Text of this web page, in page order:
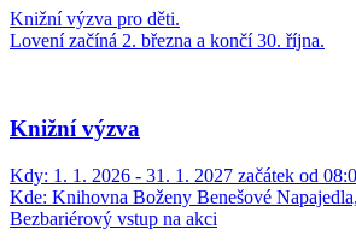
Knižní výzva pro děti.
Lovení začíná 2. března a končí 30. října.
Knižní výzva
Kdy: 1. 1. 2026 - 31. 1. 2027 začátek od
Kde: Knihovna Boženy Benešové
Bezbariérový vstup na akci